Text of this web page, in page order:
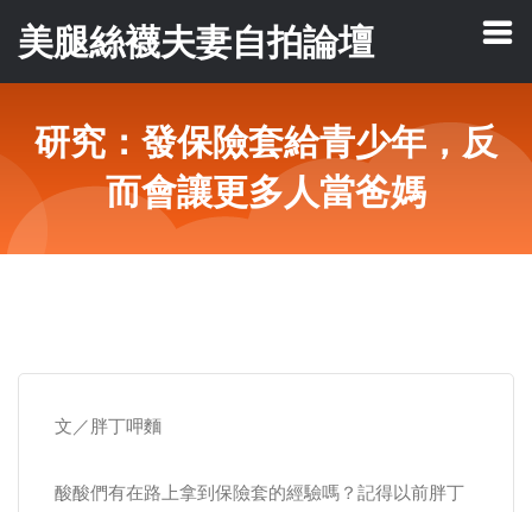
美腿絲襪夫妻自拍論壇
研究：發保險套給青少年，反
而會讓更多人當爸媽
文／胖丁呷麵
酸酸們有在路上拿到保險套的經驗嗎？記得以前胖丁